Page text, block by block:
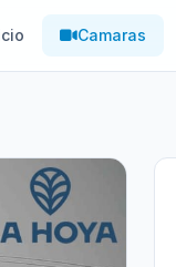
Camaras